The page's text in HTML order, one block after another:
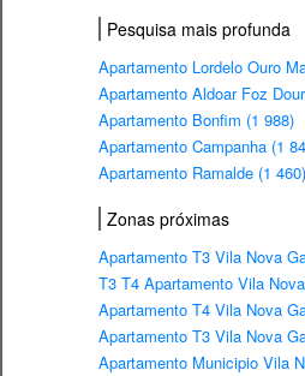
Pesquisa mais profunda
Apartamento Lordelo Ouro
Apartamento Aldoar Foz
Apartamento Bonfim (1 988)
Apartamento Campanha (1
Apartamento Ramalde (1 460)
Zonas próximas
Apartamento T3 Vila Nova
T3 T4 Apartamento Vila
Apartamento T4 Vila Nova
Apartamento T3 Vila Nova
Apartamento Municipio Vila